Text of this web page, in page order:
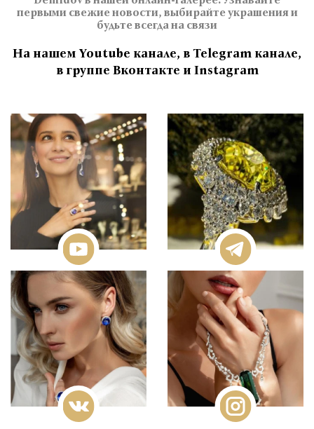
первыми свежие новости, выбирайте украшения и
будьте всегда на связи
На нашем Youtube канале, в Telegram канале,
в группе Вконтакте и Instagram